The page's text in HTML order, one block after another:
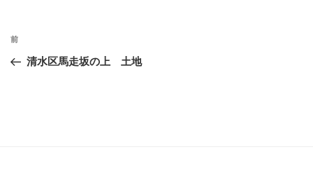
投
ナ
前
の
前
清水区馬走坂の上 土地